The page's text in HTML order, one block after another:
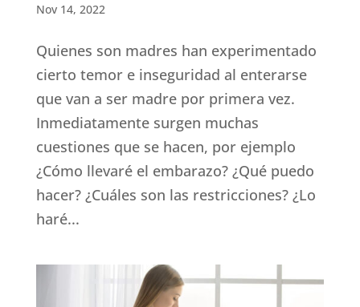
Nov 14, 2022
Quienes son madres han experimentado
cierto temor e inseguridad al enterarse
que van a ser madre por primera vez.
Inmediatamente surgen muchas
cuestiones que se hacen, por ejemplo
¿Cómo llevaré el embarazo? ¿Qué puedo
hacer? ¿Cuáles son las restricciones? ¿Lo
haré...